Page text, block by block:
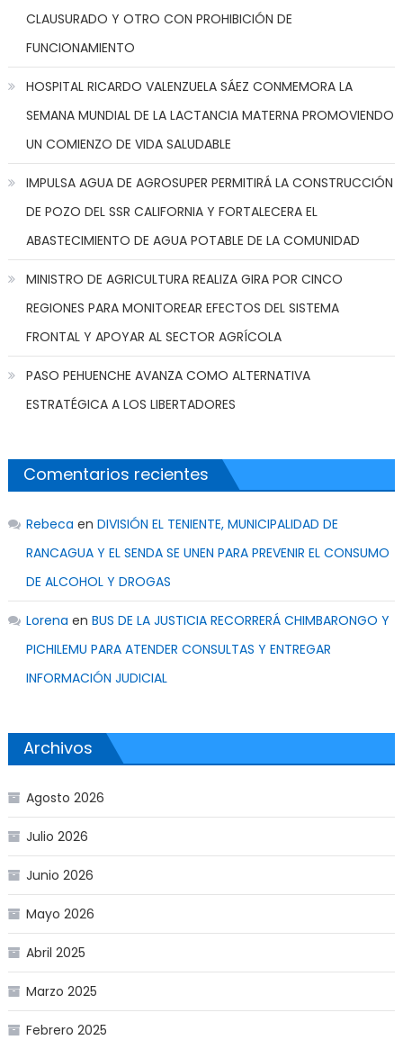
CLAUSURADO Y OTRO CON PROHIBICIÓN DE
FUNCIONAMIENTO
HOSPITAL RICARDO VALENZUELA SÁEZ CONMEMORA LA
SEMANA MUNDIAL DE LA LACTANCIA MATERNA PROMOVIENDO
UN COMIENZO DE VIDA SALUDABLE
IMPULSA AGUA DE AGROSUPER PERMITIRÁ LA CONSTRUCCIÓN
DE POZO DEL SSR CALIFORNIA Y FORTALECERA EL
ABASTECIMIENTO DE AGUA POTABLE DE LA COMUNIDAD
MINISTRO DE AGRICULTURA REALIZA GIRA POR CINCO
REGIONES PARA MONITOREAR EFECTOS DEL SISTEMA
FRONTAL Y APOYAR AL SECTOR AGRÍCOLA
PASO PEHUENCHE AVANZA COMO ALTERNATIVA
ESTRATÉGICA A LOS LIBERTADORES
Comentarios recientes
Rebeca en DIVISIÓN EL TENIENTE, MUNICIPALIDAD DE
RANCAGUA Y EL SENDA SE UNEN PARA PREVENIR EL CONSUMO
DE ALCOHOL Y DROGAS
Lorena en BUS DE LA JUSTICIA RECORRERÁ CHIMBARONGO Y
PICHILEMU PARA ATENDER CONSULTAS Y ENTREGAR
INFORMACIÓN JUDICIAL
Archivos
Agosto 2026
Julio 2026
Junio 2026
Mayo 2026
Abril 2025
Marzo 2025
Febrero 2025